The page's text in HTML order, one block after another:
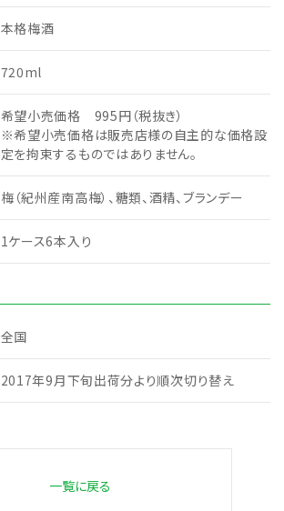
本格梅酒
720ml
希望小売価格 995円（税抜き）
※希望小売価格は販売店様の自主的な価格設
定を拘束するものではありません。
梅（紀州産南高梅）、糖類、酒精、ブランデー
1ケース6本入り
全国
2017年9月下旬出荷分より順次切り替え
一覧に戻る